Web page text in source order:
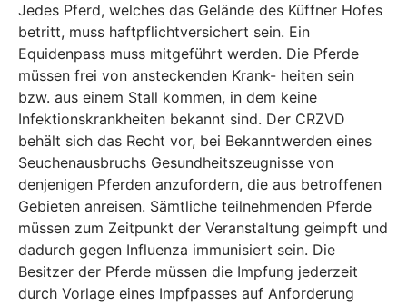
Jedes Pferd, welches das Gelände des Küffner Hofes
betritt, muss haftpflichtversichert sein. Ein
Equidenpass muss mitgeführt werden. Die Pferde
müssen frei von ansteckenden Krank- heiten sein
bzw. aus einem Stall kommen, in dem keine
Infektionskrankheiten bekannt sind. Der CRZVD
behält sich das Recht vor, bei Bekanntwerden eines
Seuchenausbruchs Gesundheitszeugnisse von
denjenigen Pferden anzufordern, die aus betroffenen
Gebieten anreisen. Sämtliche teilnehmenden Pferde
müssen zum Zeitpunkt der Veranstaltung geimpft und
dadurch gegen Influenza immunisiert sein. Die
Besitzer der Pferde müssen die Impfung jederzeit
durch Vorlage eines Impfpasses auf Anforderung